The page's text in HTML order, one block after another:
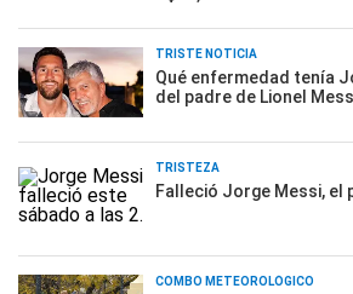
TRISTE NOTICIA
Qué enfermedad tenía
del padre de Lionel
TRISTEZA
Falleció Jorge Messi, el
COMBO METEOROLÓGICO